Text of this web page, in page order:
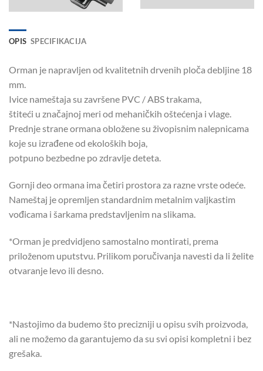
OPIS SPECIFIKACIJA
Orman je napravljen od kvalitetnih drvenih ploča debljine 18
mm.
Ivice nameštaja su završene PVC / ABS trakama,
štiteći u značajnoj meri od mehaničkih oštećenja i vlage.
Prednje strane ormana obložene su živopisnim nalepnicama
koje su izrađene od ekoloških boja,
potpuno bezbedne po zdravlje deteta.
Gornji deo ormana ima četiri prostora za razne vrste odeće.
Nameštaj je opremljen standardnim metalnim valjkastim
vođicama i šarkama predstavljenim na slikama.
*Orman je predvidjeno samostalno montirati, prema
priloženom uputstvu. Prilikom poručivanja navesti da li želite
otvaranje levo ili desno.
*Nastojimo da budemo što precizniji u opisu svih proizvoda,
ali ne možemo da garantujemo da su svi opisi kompletni i bez
grešaka.